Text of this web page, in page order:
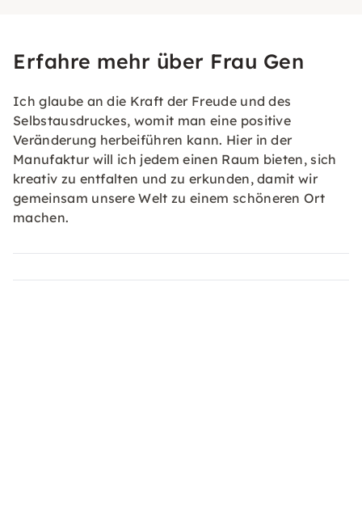
Erfahre mehr über Frau Gen
Ich glaube an die Kraft der Freude und des
Selbstausdruckes, womit man eine positive
Veränderung herbeiführen kann. Hier in der
Manufaktur will ich jedem einen Raum bieten, sich
kreativ zu entfalten und zu erkunden, damit wir
gemeinsam unsere Welt zu einem schöneren Ort
machen.